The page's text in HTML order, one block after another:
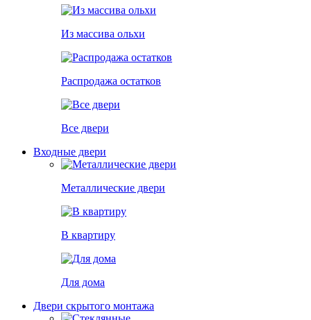
Из массива ольхи
Распродажа остатков
Все двери
Входные двери
Металлические двери
В квартиру
Для дома
Двери скрытого монтажа